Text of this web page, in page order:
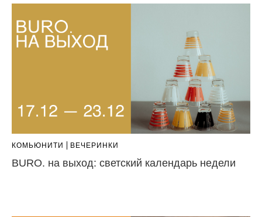
КОМЬЮНИТИ ВЕЧЕРИНКИ
BURO. на выход: светский календарь недели